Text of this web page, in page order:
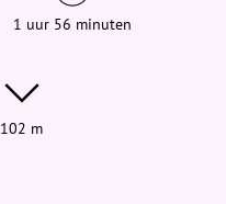
1 uur 56 minuten
102 m